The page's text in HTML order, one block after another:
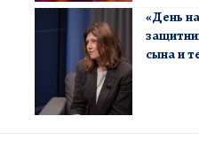
«День
сына и